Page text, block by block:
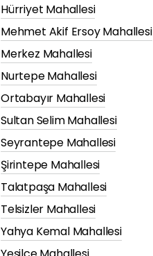
Hürriyet Mahallesi
Mehmet Akif Ersoy Mahallesi
Merkez Mahallesi
Nurtepe Mahallesi
Ortabayır Mahallesi
Sultan Selim Mahallesi
Seyrantepe Mahallesi
Şirintepe Mahallesi
Talatpaşa Mahallesi
Telsizler Mahallesi
Yahya Kemal Mahallesi